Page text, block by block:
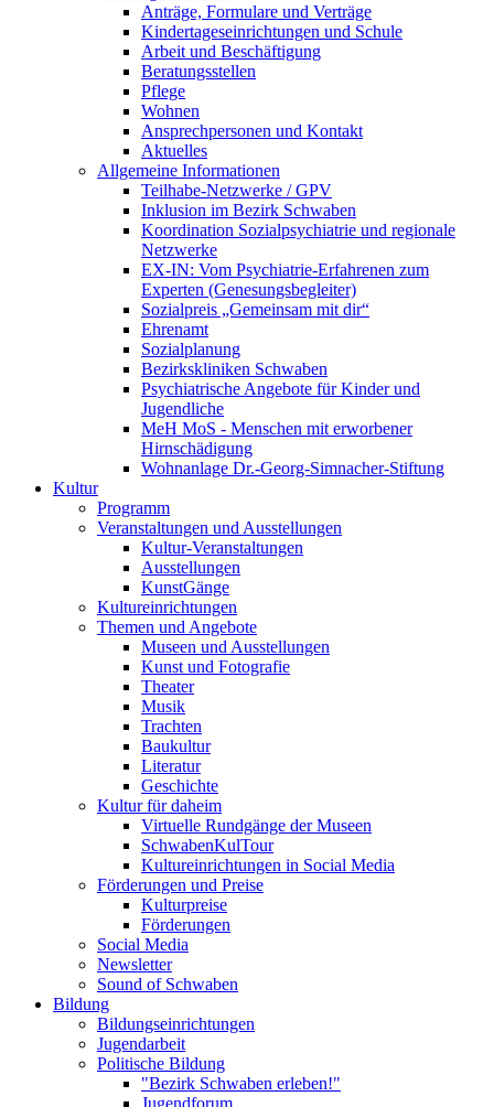
Anträge, Formulare und Verträge
Kindertageseinrichtungen und Schule
Arbeit und Beschäftigung
Beratungsstellen
Pflege
Wohnen
Ansprechpersonen und Kontakt
Aktuelles
Allgemeine Informationen
Teilhabe-Netzwerke / GPV
Inklusion im Bezirk Schwaben
Koordination Sozialpsychiatrie und regionale
Netzwerke
EX-IN: Vom Psychiatrie-Erfahrenen zum
Experten (Genesungsbegleiter)
Sozialpreis „Gemeinsam mit dir“
Ehrenamt
Sozialplanung
Bezirkskliniken Schwaben
Psychiatrische Angebote für Kinder und
Jugendliche
MeH MoS - Menschen mit erworbener
Hirnschädigung
Wohnanlage Dr.-Georg-Simnacher-Stiftung
Kultur
Programm
Veranstaltungen und Ausstellungen
Kultur-Veranstaltungen
Ausstellungen
KunstGänge
Kultureinrichtungen
Themen und Angebote
Museen und Ausstellungen
Kunst und Fotografie
Theater
Musik
Trachten
Baukultur
Literatur
Geschichte
Kultur für daheim
Virtuelle Rundgänge der Museen
SchwabenKulTour
Kultureinrichtungen in Social Media
Förderungen und Preise
Kulturpreise
Förderungen
Social Media
Newsletter
Sound of Schwaben
Bildung
Bildungseinrichtungen
Jugendarbeit
Politische Bildung
"Bezirk Schwaben erleben!"
Jugendforum